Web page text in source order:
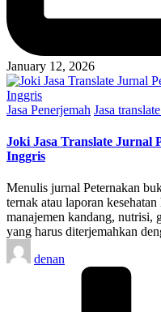
January 12, 2026
Posted
Jasa Penerjemah Jasa
Joki Jasa Translate Jurnal
Inggris
Menulis jurnal Peternakan
ternak atau laporan
manajemen kandang, nutrisi,
yang harus diterjemahkan
Posted
by
denan